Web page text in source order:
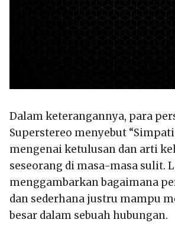
Dalam keterangannya, para
Superstereo menyebut
mengenai ketulusan dan arti
seseorang di masa-masa sulit.
menggambarkan bagaimana
dan sederhana justru mampu
besar dalam sebuah hubungan.